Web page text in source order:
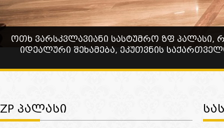
ოთხ ვარსკვლავიანი სასტუმრო ზფ პალასი,
იდეალური შეხამება, ეკუთვნის
ZP ᲞᲐᲚᲐᲡᲘ